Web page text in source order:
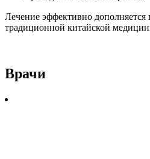
Лечение эффективно
традиционной китайской
Врачи